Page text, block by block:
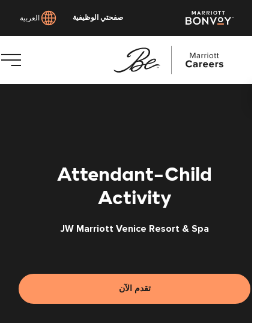
صفحتي الوظيفية العربية
Attendant-Child
Activity
JW Marriott Venice Resort & Spa
تقدم الآن